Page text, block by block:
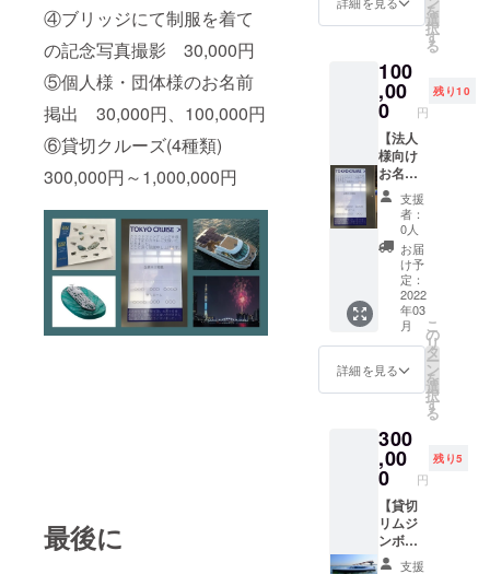
④ブリッジにて制服を着て
の記念写真撮影 30,000円
⑤個人様・団体様のお名前
掲出 30,000円、100,000円
⑥貸切クルーズ(4種類)
300,000円～1,000,000円
最後に
日、翌
日の水
ナ：毎
月第3水
曜日、
翌日の
木曜日
エメラ
ルダ
ス：毎
月第4水
曜日、
翌日の
木曜日
事前の
ご予約
が必要
となり
で、ご
予約に
メール
にてご
案内致
しま
す。 ※
御礼の
メール
もお送
曜日 ホ
タル
曜日、
木曜日
エメラ
ルダ
ス：毎
月第4水
曜日、
木曜日
事前の
ご予約
が必要
となり
ますの
で、ご
予約に
関しま
メール
にてご
す。 ※
お礼の
メール
もお送
りいた
します
ので、
メール
の幕開
けを優
雅に船
上でお
迎えく
ださ
い。遮
るもの
のない
東京湾
の水平
線を空
と海が
うっす
らと朱
に染
まって
いく瞬
ただけ
ます。
※お礼の
メール
もお送
りいた
します
ので、
ト】 初
日の出
ズと夜
桜ナイ
トク
ルーズ
がセッ
トに
なった
確約ペ
アチ
ケット
です。
●初日の
出ク
ルーズ
につい
て チ
ケット
ととも
に当日
のご案
送りい
たしま
す。
（2021
年11月
末まで
には送
付） 当
を
選
択
す
る
100
,00
0 円
残り10
【法人
様向け
お名前
掲載】
このク
ラウド
ファン
ディン
グへご
協力い
ただい
た法人
様の企
業ロゴ
を浅草
営業所
ター広
告へ掲
載させ
ていた
だきま
す。 ●
お名前
掲出場
支援
者：
0人
お届
け予
定：
2022
年03
月
詳細を見る
こ
の
リ
タ
ー
ン
を
選
択
す
る
300
,00
0 円
残り5
【貸切
リムジ
ンボー
ト】 浅
支援